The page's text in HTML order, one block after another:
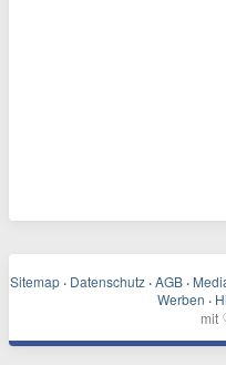
Sitemap · Datenschutz · AGB ·
Werben ·
mit